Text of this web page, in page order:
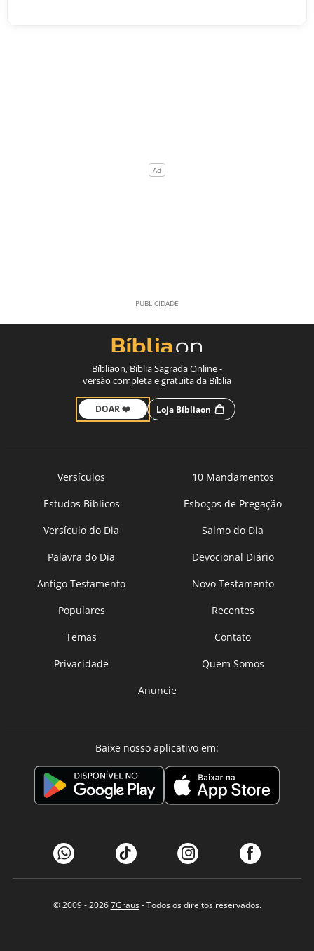
Bíbliaon, Bíblia Sagrada Online -
versão completa e gratuita da Bíblia
DOAR ❤️ Loja Bíbliaon
Versículos
10 Mandamentos
Estudos Bíblicos
Esboços de Pregação
Versículo do Dia
Salmo do Dia
Palavra do Dia
Devocional Diário
Antigo Testamento
Novo Testamento
Populares
Recentes
Temas
Contato
Privacidade
Quem Somos
Anuncie
Baixe nosso aplicativo em:
© 2009 - 20267Graus- Todos os direitos reservados.